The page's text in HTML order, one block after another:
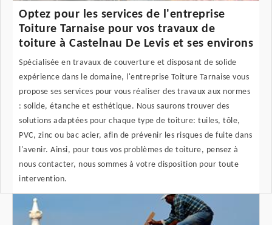
Optez pour les services de l'entreprise
Toiture Tarnaise pour vos travaux de
toiture à Castelnau De Levis et ses environs
Spécialisée en travaux de couverture et disposant de solide
expérience dans le domaine, l'entreprise Toiture Tarnaise vous
propose ses services pour vous réaliser des travaux aux normes
: solide, étanche et esthétique. Nous saurons trouver des
solutions adaptées pour chaque type de toiture: tuiles, tôle,
PVC, zinc ou bac acier, afin de prévenir les risques de fuite dans
l'avenir. Ainsi, pour tous vos problèmes de toiture, pensez à
nous contacter, nous sommes à votre disposition pour toute
intervention.